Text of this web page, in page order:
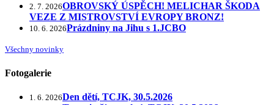
2. 7. 2026OBROVSKÝ ÚSPĚCH! MELICHAR ŠKODA
VEZE Z MISTROVSTVÍ EVROPY BRONZ!
10. 6. 2026Prázdniny na Jihu s 1.JCBO
Všechny novinky
Fotogalerie
1. 6. 2026Den dětí, TCJK, 30.5.2026